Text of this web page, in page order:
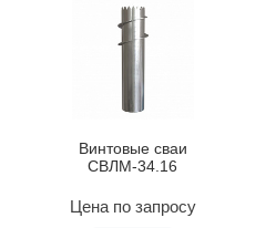
Винтовые сваи
СВЛМ-34.16
Цена по запросу